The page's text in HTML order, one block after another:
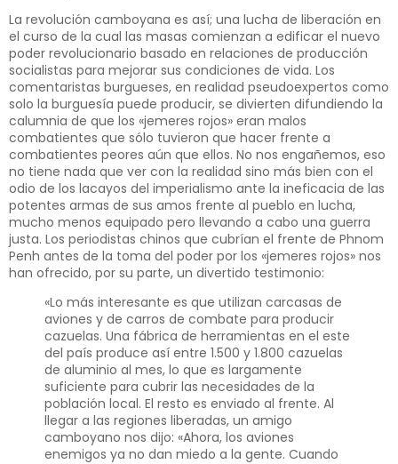
La revolución camboyana es así; una lucha de liberación en
el curso de la cual las masas comienzan a edificar el nuevo
poder revolucionario basado en relaciones de producción
socialistas para mejorar sus condiciones de vida. Los
comentaristas burgueses, en realidad pseudoexpertos como
solo la burguesía puede producir, se divierten difundiendo la
calumnia de que los «jemeres rojos» eran malos
combatientes que sólo tuvieron que hacer frente a
combatientes peores aún que ellos. No nos engañemos, eso
no tiene nada que ver con la realidad sino más bien con el
odio de los lacayos del imperialismo ante la ineficacia de las
potentes armas de sus amos frente al pueblo en lucha,
mucho menos equipado pero llevando a cabo una guerra
justa. Los periodistas chinos que cubrían el frente de Phnom
Penh antes de la toma del poder por los «jemeres rojos» nos
han ofrecido, por su parte, un divertido testimonio:
«Lo más interesante es que utilizan carcasas de
aviones y de carros de combate para producir
cazuelas. Una fábrica de herramientas en el este
del país produce así entre 1.500 y 1.800 cazuelas
de aluminio al mes, lo que es largamente
suficiente para cubrir las necesidades de la
población local. El resto es enviado al frente. Al
llegar a las regiones liberadas, un amigo
camboyano nos dijo: «Ahora, los aviones
enemigos ya no dan miedo a la gente. Cuando